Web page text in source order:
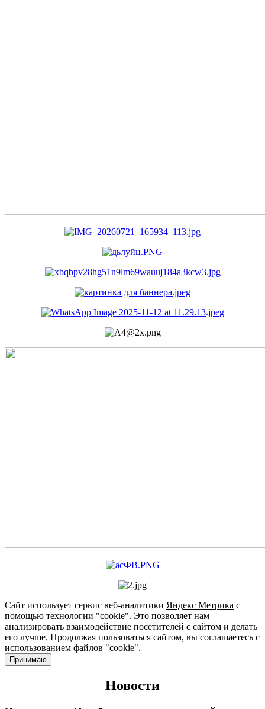
Сайт использует сервис веб-аналитики Яндекс Метрика с
помощью технологии "cookie". Это позволяет нам
анализировать взаимодействие посетителей с сайтом и делать
его лучше. Продолжая пользоваться сайтом, вы соглашаетесь с
использованием файлов "cookie".
Принимаю
Новости